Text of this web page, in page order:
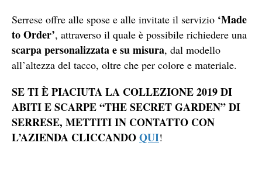
Serrese offre alle spose e alle invitate il servizio ‘Made
to Order’, attraverso il quale è possibile richiedere una
scarpa personalizzata e su misura, dal modello
all’altezza del tacco, oltre che per colore e materiale.
SE TI È PIACIUTA LA COLLEZIONE 2019 DI
ABITI E SCARPE “THE SECRET GARDEN” DI
SERRESE, METTITI IN CONTATTO CON
L’AZIENDA CLICCANDOQUI!